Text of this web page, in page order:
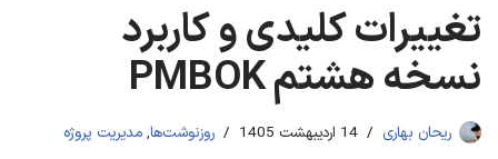
تغییرات کلیدی و کاربرد
نسخه هشتم PMBOK
ریحان بهاری 14 اردیبهشت 1405 روزنوشت‌ها,مدیریت پروژه